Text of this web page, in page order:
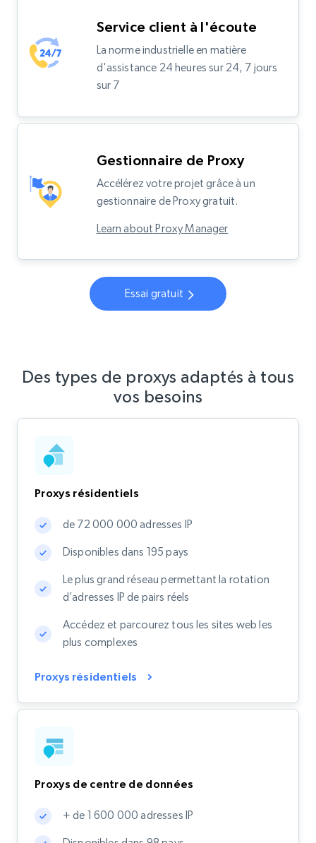
Service client à l'écoute
La norme industrielle en matière
d'assistance 24 heures sur 24, 7 jours
sur 7
Gestionnaire de Proxy
Accélérez votre projet grâce à un
gestionnaire de Proxy gratuit.
Learn about Proxy Manager
Essai gratuit
Des types de proxys adaptés à tous
vos besoins
Proxys résidentiels
de 72 000 000 adresses IP
Disponibles dans 195 pays
Le plus grand réseau permettant la rotation
d’adresses IP de pairs réels
Accédez et parcourez tous les sites web les
plus complexes
Proxys résidentiels
Proxys de centre de données
+ de 1 600 000 adresses IP